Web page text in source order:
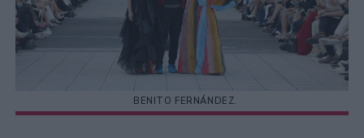
BENITO FERNÁNDEZ.